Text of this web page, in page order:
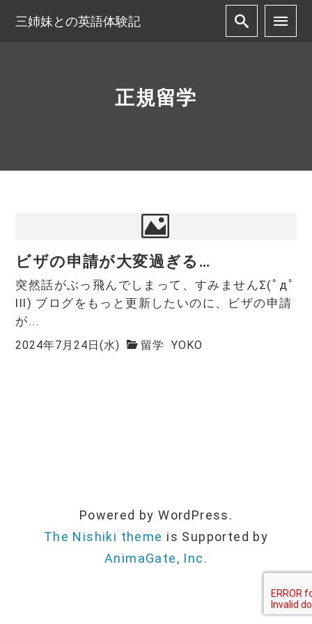
三姉妹との英語体験記
正規留学
ビザの申請が大変過ぎる…
突然話がぶっ飛んでしまって、すみませんΣ(ﾟдﾟ
lll) ブログをもっと更新したいのに、ビザの申請
が...
2024年7月24日(水) 留学 YOKO
Powered by WordPress.
The Nishiki theme is Supported by
AnimaGate, Inc.